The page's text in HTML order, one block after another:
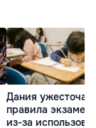
Дания
правила
из-за